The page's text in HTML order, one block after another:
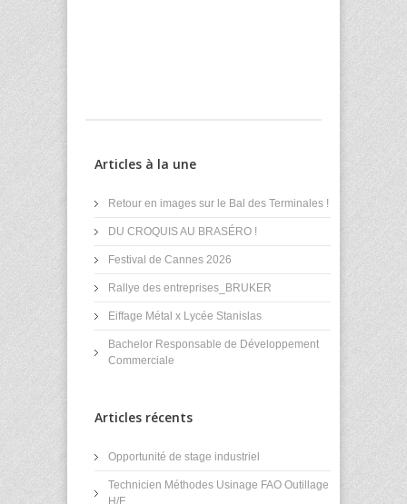
Articles à la une
Retour en images sur le Bal des Terminales !
DU CROQUIS AU BRASÉRO !
Festival de Cannes 2026
Rallye des entreprises_BRUKER
Eiffage Métal x Lycée Stanislas
Bachelor Responsable de Développement
Commerciale
Articles récents
Opportunité de stage industriel
Technicien Méthodes Usinage FAO Outillage
H/F